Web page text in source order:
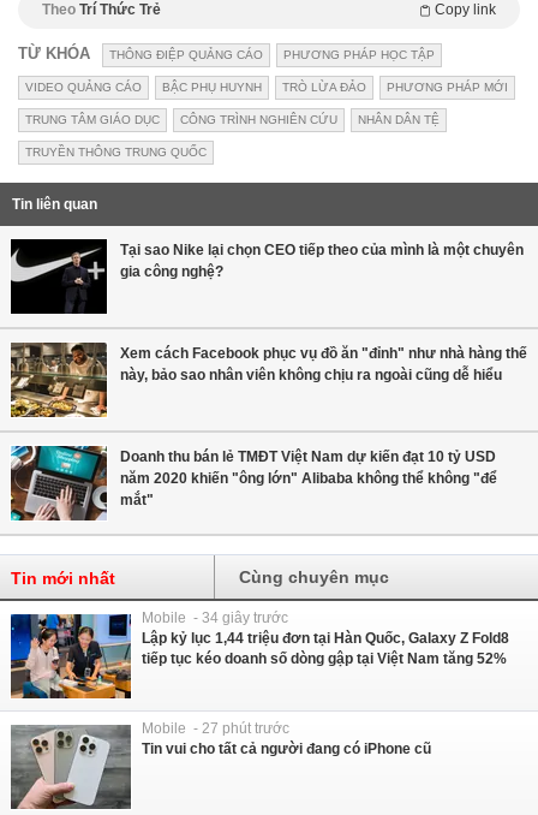
Theo Trí Thức Trẻ Copy link
TỪ KHÓA THÔNG ĐIỆP QUẢNG CÁO PHƯƠNG PHÁP HỌC TẬP
VIDEO QUẢNG CÁO BẬC PHỤ HUYNH TRÒ LỪA ĐẢO PHƯƠNG PHÁP MỚI
TRUNG TÂM GIÁO DỤC CÔNG TRÌNH NGHIÊN CỨU NHÂN DÂN TỆ
TRUYỀN THÔNG TRUNG QUỐC
Tin liên quan
Tại sao Nike lại chọn CEO tiếp theo của mình là một chuyên
gia công nghệ?
Xem cách Facebook phục vụ đồ ăn "đỉnh" như nhà hàng thế
này, bảo sao nhân viên không chịu ra ngoài cũng dễ hiểu
Doanh thu bán lẻ TMĐT Việt Nam dự kiến đạt 10 tỷ USD
năm 2020 khiến "ông lớn" Alibaba không thể không "để
mắt"
Tin mới nhất Cùng chuyên mục
Mobile - 34 giây trước
Lập kỷ lục 1,44 triệu đơn tại Hàn Quốc, Galaxy Z Fold8
tiếp tục kéo doanh số dòng gập tại Việt Nam tăng 52%
Mobile - 27 phút trước
Tin vui cho tất cả người đang có iPhone cũ